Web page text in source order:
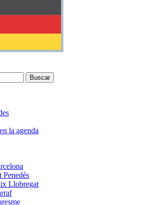
Buscar
la agenda
Penedès
Llobregat